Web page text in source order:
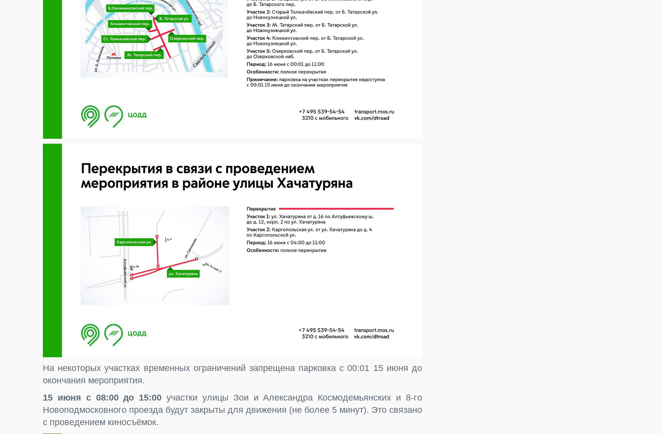
На некоторых участках временных ограничений запрещена парковка с 00:01 15 июня до
окончания мероприятия.
15 июня с 08:00 до 15:00 участки улицы Зои и Александра Космодемьянских и 8-го
Новоподмосковного проезда будут закрыты для движения (не более 5 минут). Это связано
с проведением киносъëмок.